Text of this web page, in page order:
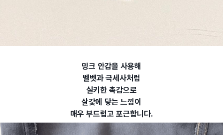
밍크 안감을 사용해
벨벳과 극세사처럼
실키한 촉감으로
살갗에 닿는 느낌이
매우 부드럽고 포근합니다.